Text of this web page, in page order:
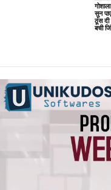
सुन
ठूंस दी
बची